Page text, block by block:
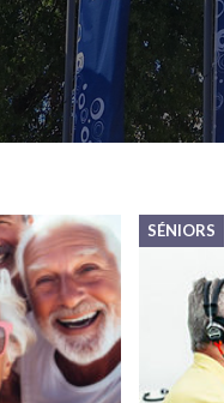
SÉNIORS